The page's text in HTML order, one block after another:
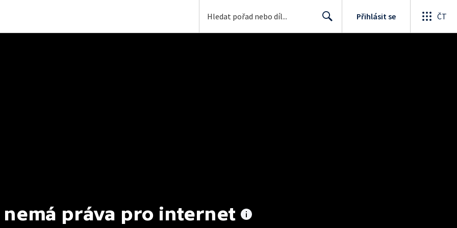
Přihlásit se ČT
nemá práva pro internet